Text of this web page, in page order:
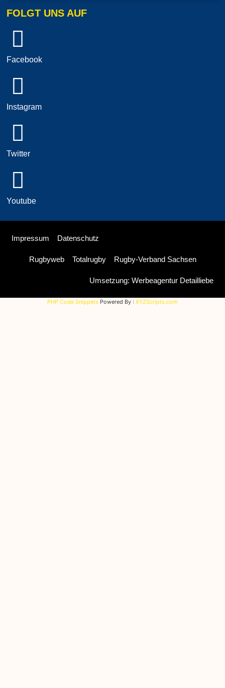
FOLGT UNS AUF
Facebook
Instagram
Twitter
Youtube
Impressum Datenschutz
Rugbyweb Totalrugby Rugby-Verband Sachsen
Umsetzung: Werbeagentur Detailliebe
PHP Code Snippets Powered By : XYZScripts.com